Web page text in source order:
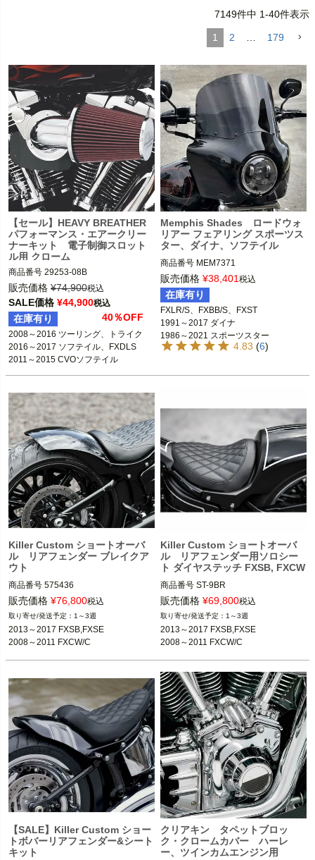
7149件中 1-40件表示
1 2 179
【セール】HEAVY BREATHER
パフォーマンス・エアークリー
ナーキット 電子制御スロット
ル用 クローム
商品番号 29253-08B
2008～2016 ツーリング、トライク
2016～2017 ソフテイル、FXDLS
※電子制御スロットル車
※ツインクールドエンジンは不可
Harley Davidson（ハーレー ダビッド
販売価格 ¥74,900税込
SALE価格 ¥44,900税込
在庫有り 40％OFF
2008～2016 ツーリング、トライク
2016～2017 ソフテイル、FXDLS
2011～2015 CVOソフテイル
Memphis Shades ロードウォ
リアー フェアリング スポーツス
ター、ダイナ、ソフテイル
商品番号 MEM7371
メーカー型番：MEM7371
B型番：ME1175
D型番：2330-0165
2018～2024 FXLR/S、FXBB/S、FXS
T
2016～2021 XL1200X フォーティー
2011～2020 XL1200C カスタム
1999～2017 FXST、FXSTC、FXST
D、FXSTB、FXS、FXSB
1993～2005 FXDWG
Memphis Shade(メンフィスシェード)
販売価格 ¥38,401 税込
在庫有り
FXLR/S、FXBB/S、FXST
1991～2017 ダイナ
1986～2021 スポーツスター
1999～2017 FXソフテイル
4.83 (6)
Killer Custom ショートオーバ
ル リアフェンダー ブレイクア
ウト
商品番号 575436
6KC:ShortOvalBR
2013～2017 FXSB,FXSE
2008～2011 FXCW/C
Killer Custom（キラーカスタム）
販売価格 ¥76,800税込
1～3週
2013～2017 FXSB,FXSE
2008～2011 FXCW/C
Killer Custom ショートオーバ
ル リアフェンダー用ソロシー
ト ダイヤステッチ FXSB, FXCW
商品番号 ST-9BR
587866
メーカー品番：ST-9BR
2008～2011 FXCW/C
※ショートオーバルリアフェンダー
（575436）装着車
Killer Custom（キラーカスタム）
販売価格 ¥69,800税込
1～3週
2013～2017 FXSB,FXSE
2008～2011 FXCW/C
【SALE】Killer Custom ショー
トボバーリアフェンダー&シート
キット
クリアキン タペットブロッ
ク・クロームカバー ハーレ
ー、ツインカムエンジン用